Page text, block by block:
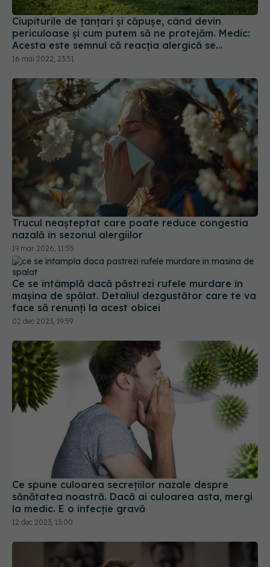
Ciupiturile de țânțari și căpușe, când devin
periculoase și cum putem să ne protejăm. Medic:
Acesta este semnul că reacția alergică se
agravează
16 mai 2022, 23:51
Trucul neașteptat care poate reduce congestia
nazală în sezonul alergiilor
19 mar 2026, 11:55
Ce se întâmplă dacă păstrezi rufele murdare în
mașina de spălat. Detaliul dezgustător care te va
face să renunți la acest obicei
02 dec 2023, 19:59
Ce spune culoarea secrețiilor nazale despre
sănătatea noastră. Dacă ai culoarea asta, mergi
la medic. E o infecție gravă
12 dec 2023, 13:00